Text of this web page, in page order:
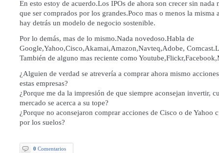
En esto estoy de acuerdo.Los IPOs de ahora son crecer sin nada
que ser comprados por los grandes.Poco mas o menos la misma
hay detrás un modelo de negocio sostenible.
Por lo demás, mas de lo mismo.Nada novedoso.Habla de
Google,Yahoo,Cisco,Akamai,Amazon,Navteq,Adobe,
También de alguno mas reciente como
¿Alguien de verdad se atrevería a comprar ahora mismo
estas empresas?
¿Porque me da la impresión de que siempre aconsejan invertir,
mercado se acerca a su tope?
¿Porque no aconsejaron comprar acciones de Cisco o de Yahoo
por los suelos?
0 Comentarios